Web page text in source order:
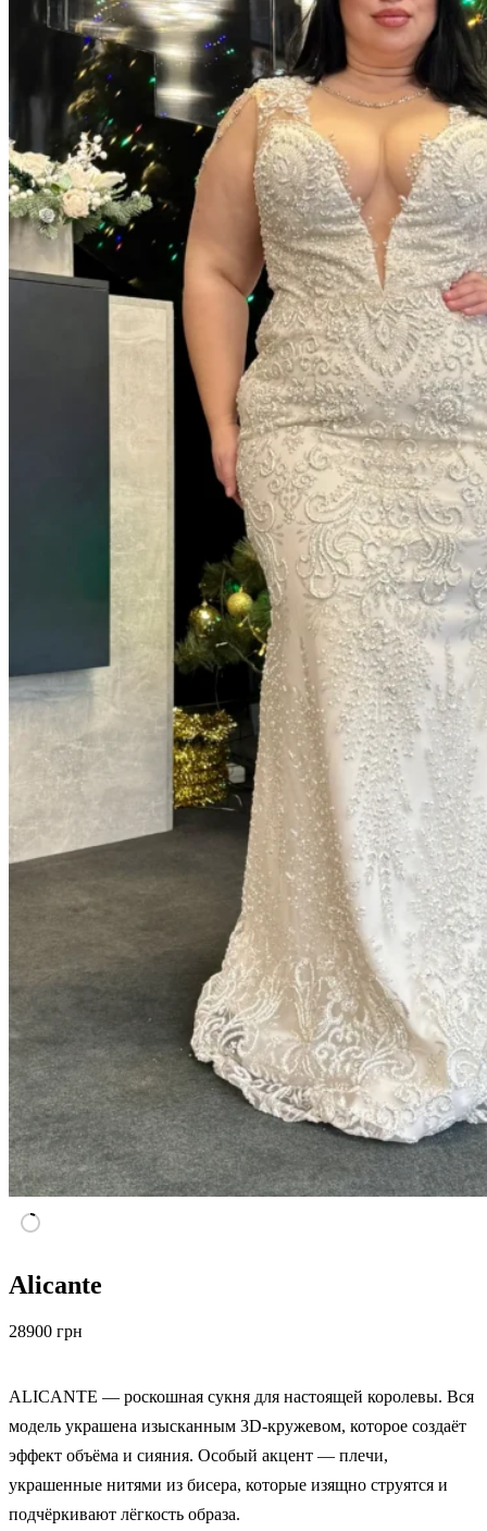
Alicante
28900 грн
ALICANTE — роскошная сукня для настоящей королевы. Вся
модель украшена изысканным 3D-кружевом, которое создаёт
эффект объёма и сияния. Особый акцент — плечи,
украшенные нитями из бисера, которые изящно струятся и
подчёркивают лёгкость образа.